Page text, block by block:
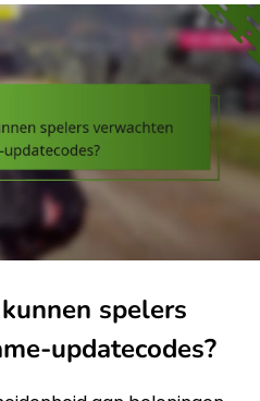
spelers
updatecodes?